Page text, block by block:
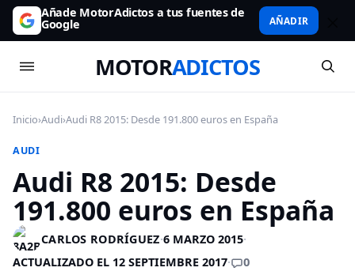
Añade MotorAdictos a tus fuentes de
Google AÑADIR
MOTORADICTOS
Inicio›Audi›Audi R8 2015: Desde 191.800 euros en España
AUDI
Audi R8 2015: Desde
191.800 euros en España
CARLOS RODRÍGUEZ·6 MARZO 2015·
ACTUALIZADO EL 12 SEPTIEMBRE 2017· 0